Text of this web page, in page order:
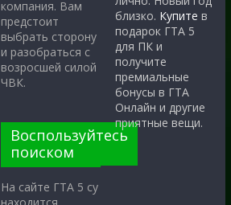
компания. Вам
предстоит
выбрать сторону
и разобраться с
возросшей силой
ЧВК.
Воспользуйтесь
поиском
На сайте ГТА 5 су
близко. Купите в
подарок ГТА 5
для ПК и
получите
премиальные
бонусы в ГТА
Онлайн и другие
приятные вещи.